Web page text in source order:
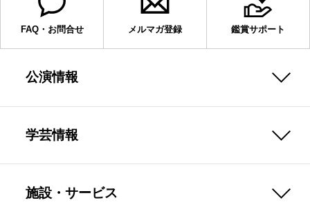
FAQ・お問合せ メルマガ登録 鑑賞サポート
公演情報
学芸情報
施設・サービス